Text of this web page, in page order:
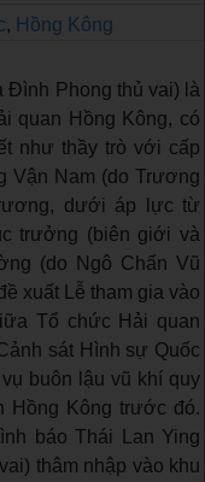
, Hồng Kông
Đình Phong thủ vai) là
quan Hồng Kông, có
như thầy trò với cấp
Vận Nam (do Trương
dưới áp lực từ
trưởng (biên giới và
(do Ngô Chấn Vũ
xuất Lễ tham gia vào
Tổ chức Hải quan
sát Hình sự Quốc
buôn lậu vũ khí quy
Hồng Kông trước đó.
báo Thái Lan Ying
thâm nhập vào khu